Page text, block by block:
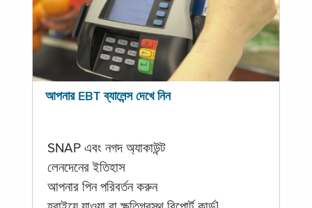
আপনার EBT ব্যালেন্স দেখে নিন
SNAP এবং নগদ অ্যাকাউন্ট
লেনদেনের ইতিহাস
আপনার পিন পরিবর্তন করুন